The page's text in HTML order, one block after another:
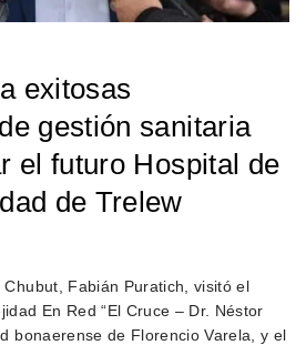
exitosas
gestión sanitaria
el futuro Hospital de
de Trelew
Fabián Puratich, visitó el
En Red “El Cruce – Dr. Néstor
bonaerense de Florencio Varela, y el